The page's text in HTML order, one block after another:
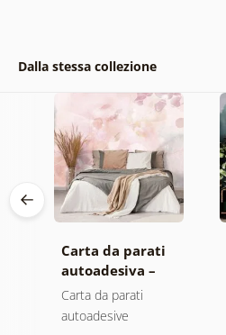
Dalla stessa collezione
Carta da parati
autoadesiva –
Foglie con
sfumatura
Carta da parati
autoadesive